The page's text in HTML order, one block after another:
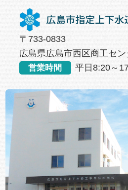
〒733-0833
広島県広島市西区商工セ
営業時間 平日8:20～